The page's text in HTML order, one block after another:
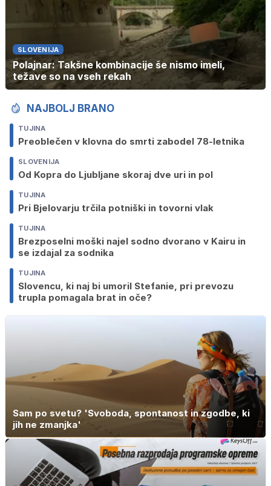
SLOVENIJA
Polajnar: Takšne kombinacije še nismo imeli,
težave so na vseh rekah
NAJBOLJ BRANO
TUJINA
Preoblečen v klovna do smrti zabodel 78-letnika
SLOVENIJA
Od Kopra do Ljubljane skoraj dve uri in pol
TUJINA
Pri Bjelovarju trčila potniški in tovorni vlak
TUJINA
Brezposelni moški najel sodno dvorano v Kairu in
se izdajal za sodnika
TUJINA
Slovencu, ki naj bi umoril Stefanie, pri prevozu
trupla pomagala brat in oče?
Sam po svetu? 'Svoboda, spontanost in zgodbe, ki
jih ne zmanjka'